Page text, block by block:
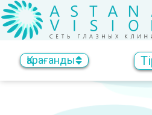
Қарағанды